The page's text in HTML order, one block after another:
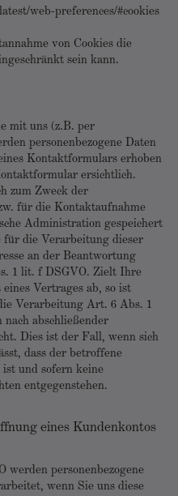
web-preferences/#cookies
von Cookies die
sein kann.
mit uns (z.B. per
personenbezogene Daten
Kontaktformulars erhoben
ersichtlich.
zum Zweck der
für die Kontaktaufnahme
Administration gespeichert
für die Verarbeitung dieser
an der Beantwortung
1 lit. f DSGVO. Zielt Ihre
Vertrages ab, so ist
Verarbeitung Art. 6 Abs. 1
abschließender
Dies ist der Fall, wenn sich
dass der betroffene
und sofern keine
entgegenstehen.
eines Kundenkontos
werden personenbezogene
wenn Sie uns diese